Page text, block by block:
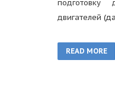
подготовку
двигателей
READ MORE